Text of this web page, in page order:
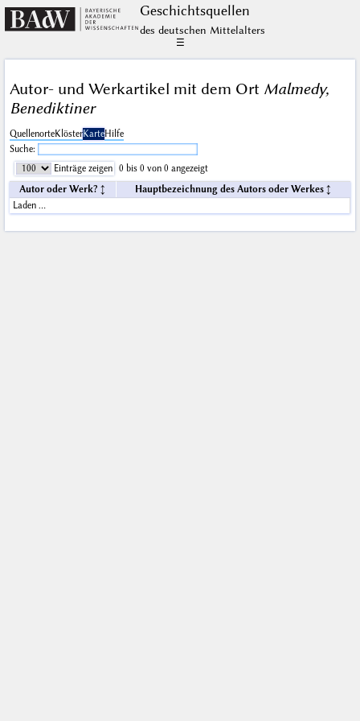
Geschichts­quellen
des deutschen Mittelalters
☰
Autor- und Werkartikel mit dem Ort Malmedy,
Benediktiner
QuellenorteKlösterKarteHilfe
Suche:
Einträge zeigen
0 bis 0 von 0 angezeigt
Autor oder Werk?
Hauptbezeichnung des Autors oder Werkes
Laden …